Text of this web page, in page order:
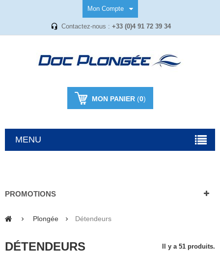
Mon Compte
Contactez-nous : +33 (0)4 91 72 39 34
MON PANIER(0)
MENU
PROMOTIONS
Plongée Détendeurs
DÉTENDEURS Il y a 51 produits.